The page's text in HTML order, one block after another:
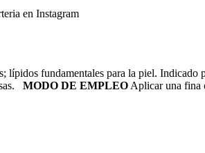
en Instagram
lípidos fundamentales para la piel.
MODO DE EMPLEO Aplicar una fina